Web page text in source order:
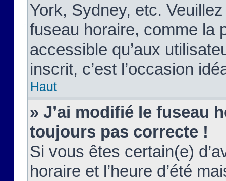
York, Sydney, etc.
fuseau horaire, comme la
accessible qu’aux
inscrit, c’est l’occasion
Haut
» J’ai modifié le fuseau
toujours pas correcte !
Si vous êtes certain(e)
horaire et l’heure d’été